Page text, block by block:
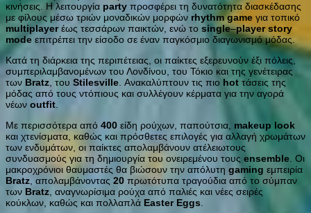
κινήσεις. Η λειτουργία party προσφέρει τη δυνατότητα διασκέδασης
με φίλους μέσω τριών μοναδικών μορφών rhythm game για τοπικό
multiplayerέως τεσσάρων παικτών, ενώ το single–player story
mode επιτρέπει την είσοδο σε έναν παγκόσμιο διαγωνισμό μόδας.
Κατά τη διάρκεια της περιπέτειας, οι παίκτες εξερευνούν έξι πόλεις,
συμπεριλαμβανομένων του Λονδίνου, του Τόκιο και της γενέτειρας
των Bratz , του Stilesville . Ανακαλύπτουν τις πιο hot τάσεις της
μόδας από τους ντόπιους και συλλέγουν κέρματα για την αγορά
νέων outfit
Με περισσότερα από 400 είδη ρούχων, παπούτσια, makeup look
και χτενίσματα, καθώς και πρόσθετες επιλογές για αλλαγή χρωμάτων
των ενδυμάτων, οι παίκτες απολαμβάνουν ατέλειωτους
συνδυασμούς για τη δημιουργία του ονειρεμένου τους ensemble . Οι
μακροχρόνιοι θαυμαστές θα βιώσουν την απόλυτη gaming εμπειρία
Bratz , απολαμβάνοντας 20 πρωτότυπα τραγούδια από το σύμπαν
των Bratz , αναγνωρίσιμα ρούχα από παλιές και νέες σειρές
κούκλων, καθώς και πολλαπλά Easter Eggs